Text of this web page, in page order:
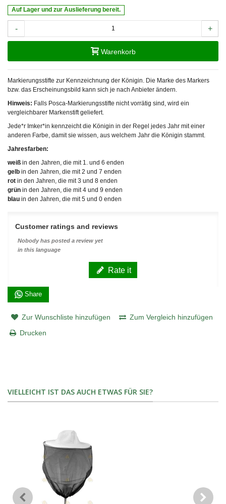
Auf Lager und zur Auslieferung bereit.
- +
Warenkorb
Markierungsstifte zur Kennzeichnung der Königin. Die Marke des Markers
bzw. das Erscheinungsbild kann sich je nach Anbieter ändern.
Hinweis: Falls Posca-Markierungsstifte nicht vorrätig sind, wird ein
vergleichbarer Markenstift geliefert.
Jede*r Imker*in kennzeicht die Königin in der Regel jedes Jahr mit einer
anderen Farbe, damit sie wissen, aus welchem Jahr die Königin stammt.
Jahresfarben:
weiß in den Jahren, die mit 1. und 6 enden
gelb in den Jahren, die mit 2 und 7 enden
rot in den Jahren, die mit 3 und 8 enden
grün in den Jahren, die mit 4 und 9 enden
blau in den Jahren, die mit 5 und 0 enden
Customer ratings and reviews
Nobody has posted a review yet
in this language
Rate it
Share
Zur Wunschliste hinzufügen
Zum Vergleich hinzufügen
Drucken
VIELLEICHT IST DAS AUCH ETWAS FÜR SIE?